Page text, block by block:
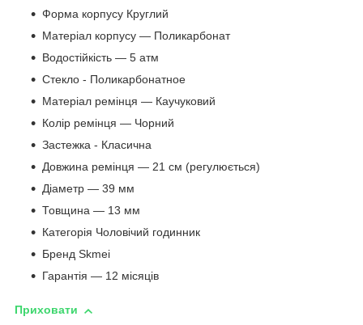
Форма корпусу Круглий
Матеріал корпусу — Поликарбонат
Водостійкість — 5 атм
Стекло - Поликарбонатное
Матеріал ремінця — Каучуковий
Колір ремінця — Чорний
Застежка - Класична
Довжина ремінця — 21 см (регулюється)
Діаметр — 39 мм
Товщина — 13 мм
Категорія Чоловічий годинник
Бренд Skmei
Гарантія — 12 місяців
Приховати